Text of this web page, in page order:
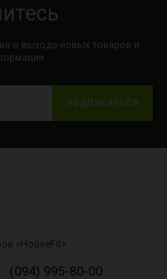
о выходе новых товаров и
ПОДПИСАТЬСЯ
«HouseFit»
(094) 995-80-00